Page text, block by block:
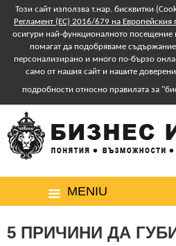
Този сайт използва т.нар. бисквитки
Регламент (ЕС) 2016/679 на Европейския
осигури най-функционалното посещение
помагат да подобряваме
персонализирано и много по-бързо
само от нашия сайт и нашите
подробности относно правилата за
MENIU
5 ПРИЧИНИ ДА